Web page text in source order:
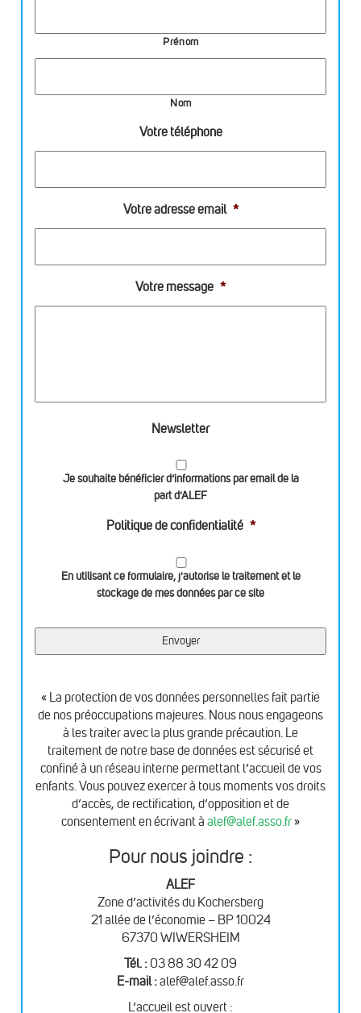
Prénom
Nom
Votre téléphone
Votre adresse email *
Votre message *
Newsletter
Je souhaite bénéficier d’informations par email de la
part d'ALEF
Politique de confidentialité *
En utilisant ce formulaire, j'autorise le traitement et le
stockage de mes données par ce site
« La protection de vos données personnelles fait partie
de nos préoccupations majeures. Nous nous engageons
à les traiter avec la plus grande précaution. Le
traitement de notre base de données est sécurisé et
confiné à un réseau interne permettant l’accueil de vos
enfants. Vous pouvez exercer à tous moments vos droits
d’accès, de rectification, d’opposition et de
consentement en écrivant à alef@alef.asso.fr »
Pour nous joindre :
ALEF
Zone d’activités du Kochersberg
21 allée de l’économie – BP 10024
67370 WIWERSHEIM
Tél. : 03 88 30 42 09
E-mail :alef@alef.asso.fr
L’accueil est ouvert :